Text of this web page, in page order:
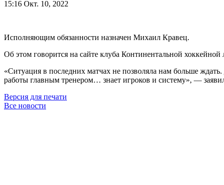
15:16 Окт. 10, 2022
Исполняющим обязанности назначен Михаил Кравец.
Об этом говорится на сайте клуба Континентальной хоккейной
«Ситуация в последних матчах не позволяла нам больше
работы главным тренером… знает игроков и систему», —
Версия для печати
Все новости